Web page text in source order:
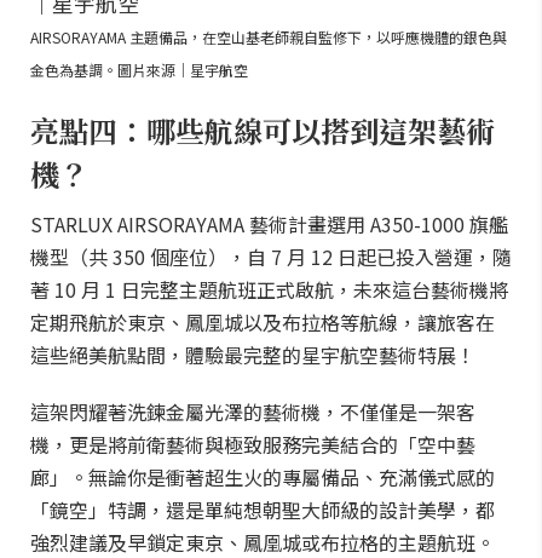
AIRSORAYAMA 主題備品，在空山基老師親自監修下，以呼應機體的銀色與
金色為基調。圖片來源｜星宇航空
亮點四：哪些航線可以搭到這架藝術
機？
STARLUX AIRSORAYAMA 藝術計畫選用 A350-1000 旗艦
機型（共 350 個座位），自 7 月 12 日起已投入營運，隨
著 10 月 1 日完整主題航班正式啟航，未來這台藝術機將
定期飛航於東京、鳳凰城以及布拉格等航線，讓旅客在
這些絕美航點間，體驗最完整的星宇航空藝術特展！
這架閃耀著洗鍊金屬光澤的藝術機，不僅僅是一架客
機，更是將前衛藝術與極致服務完美結合的「空中藝
廊」。無論你是衝著超生火的專屬備品、充滿儀式感的
「鏡空」特調，還是單純想朝聖大師級的設計美學，都
強烈建議及早鎖定東京、鳳凰城或布拉格的主題航班。